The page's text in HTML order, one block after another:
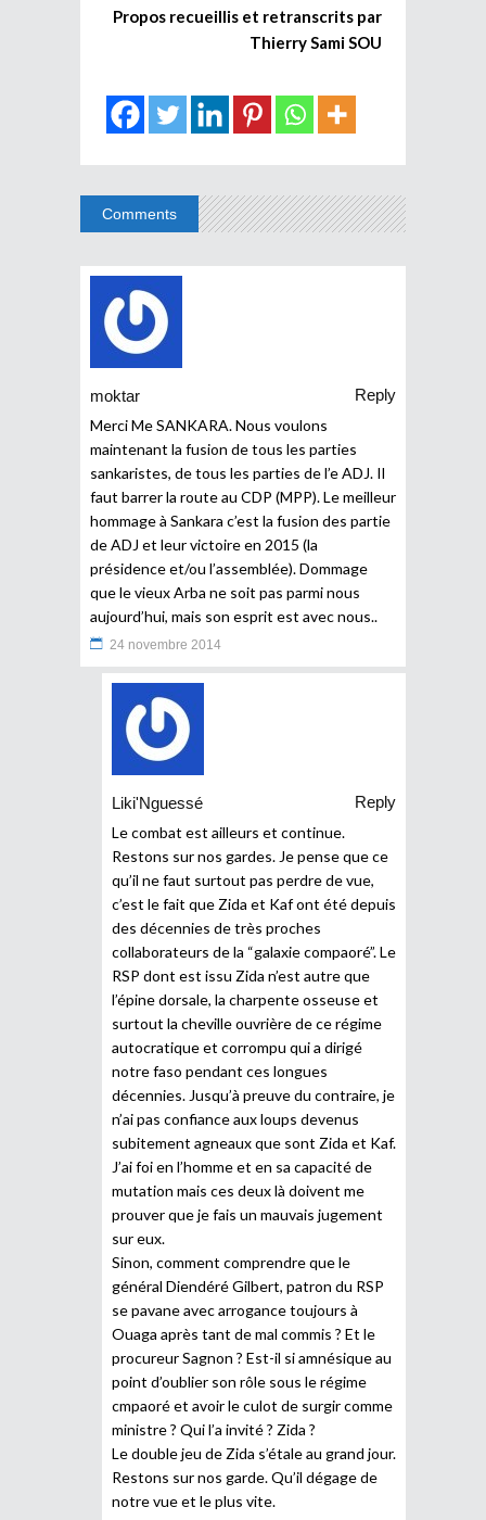
Propos recueillis et retranscrits par
Thierry Sami SOU
Comments
moktar
Reply
Merci Me SANKARA. Nous voulons
maintenant la fusion de tous les parties
sankaristes, de tous les parties de l’e ADJ. Il
faut barrer la route au CDP (MPP). Le meilleur
hommage à Sankara c’est la fusion des partie
de ADJ et leur victoire en 2015 (la
présidence et/ou l’assemblée). Dommage
que le vieux Arba ne soit pas parmi nous
aujourd’hui, mais son esprit est avec nous..
24 novembre 2014
Liki'Nguessé
Reply
Le combat est ailleurs et continue.
Restons sur nos gardes. Je pense que ce
qu’il ne faut surtout pas perdre de vue,
c’est le fait que Zida et Kaf ont été depuis
des décennies de très proches
collaborateurs de la “galaxie compaoré”. Le
RSP dont est issu Zida n’est autre que
l’épine dorsale, la charpente osseuse et
surtout la cheville ouvrière de ce régime
autocratique et corrompu qui a dirigé
notre faso pendant ces longues
décennies. Jusqu’à preuve du contraire, je
n’ai pas confiance aux loups devenus
subitement agneaux que sont Zida et Kaf.
J’ai foi en l’homme et en sa capacité de
mutation mais ces deux là doivent me
prouver que je fais un mauvais jugement
sur eux.
Sinon, comment comprendre que le
général Diendéré Gilbert, patron du RSP
se pavane avec arrogance toujours à
Ouaga après tant de mal commis ? Et le
procureur Sagnon ? Est-il si amnésique au
point d’oublier son rôle sous le régime
cmpaoré et avoir le culot de surgir comme
ministre ? Qui l’a invité ? Zida ?
Le double jeu de Zida s’étale au grand jour.
Restons sur nos garde. Qu’il dégage de
notre vue et le plus vite.